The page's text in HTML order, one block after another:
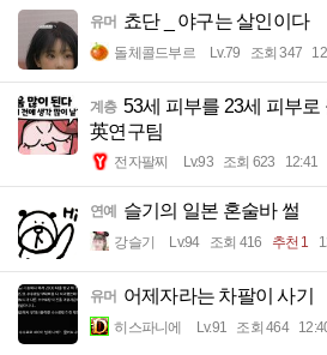
유머 쵸단 _ 야구는 살인이다
돌체콜드부르 Lv.79 조회 347
계층 53세 피부를 23세 피부로
英연구팀
전자팔찌 Lv.93 조회 623 12:41
연예 슬기의 일본 혼술바 썰
강슬기 Lv.94 조회 416 추천 1
유머 어제자라는 차팔이 사기
히스파니에 Lv.91 조회 464